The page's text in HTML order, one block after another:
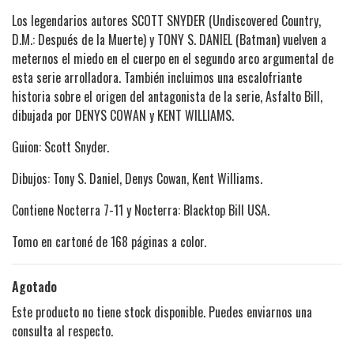
Los legendarios autores SCOTT SNYDER (Undiscovered Country,
D.M.: Después de la Muerte) y TONY S. DANIEL (Batman) vuelven a
meternos el miedo en el cuerpo en el segundo arco argumental de
esta serie arrolladora. También incluimos una escalofriante
historia sobre el origen del antagonista de la serie, Asfalto Bill,
dibujada por DENYS COWAN y KENT WILLIAMS.
Guion: Scott Snyder.
Dibujos: Tony S. Daniel, Denys Cowan, Kent Williams.
Contiene Nocterra 7-11 y Nocterra: Blacktop Bill USA.
Tomo en cartoné de 168 páginas a color.
Agotado
Este producto no tiene stock disponible. Puedes enviarnos una
consulta al respecto.